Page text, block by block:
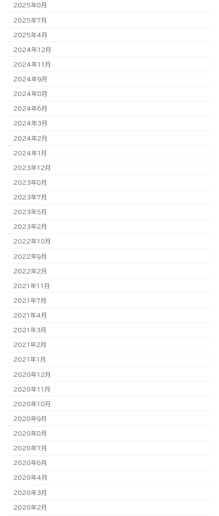
2025年8月
2025年7月
2025年4月
2024年12月
2024年11月
2024年9月
2024年8月
2024年6月
2024年3月
2024年2月
2024年1月
2023年12月
2023年8月
2023年7月
2023年5月
2023年2月
2022年10月
2022年9月
2022年2月
2021年11月
2021年7月
2021年4月
2021年3月
2021年2月
2021年1月
2020年12月
2020年11月
2020年10月
2020年9月
2020年8月
2020年7月
2020年6月
2020年4月
2020年3月
2020年2月